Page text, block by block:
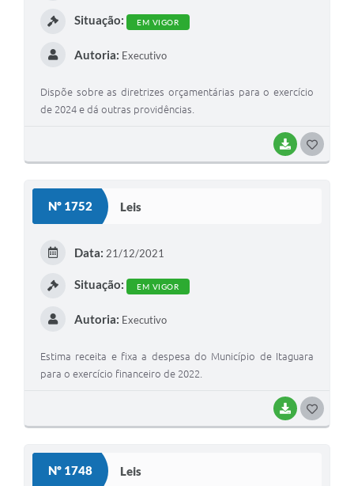
BAIXAR
Situação: EM VIGOR
Autoria: Executivo
Dispõe sobre as diretrizes orçamentárias para o exercício
de 2024 e dá outras providências.
Nº 1752 Leis
BAIXAR
Data: 21/12/2021
Situação: EM VIGOR
Autoria: Executivo
Estima receita e fixa a despesa do Município de Itaguara
para o exercício financeiro de 2022.
Nº 1748 Leis